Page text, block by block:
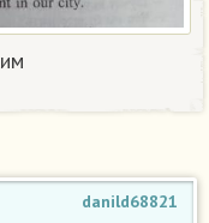
danild68821